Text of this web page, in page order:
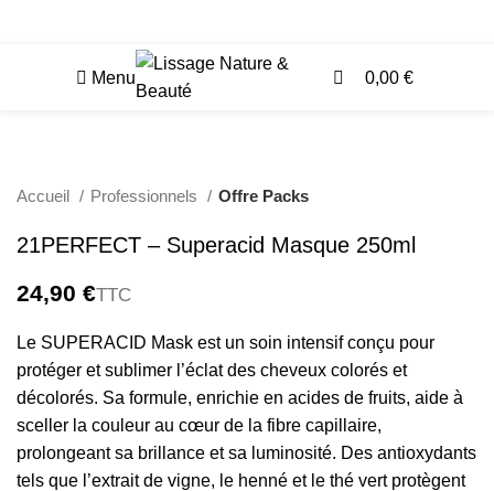
Menu 0,00 €
Accueil Professionnels Offre Packs
21PERFECT – Superacid Masque 250ml
€
Le SUPERACID Mask est un soin intensif conçu pour
protéger et sublimer l’éclat des cheveux colorés et
décolorés. Sa formule, enrichie en acides de fruits, aide à
sceller la couleur au cœur de la fibre capillaire,
prolongeant sa brillance et sa luminosité. Des antioxydants
tels que l’extrait de vigne, le henné et le thé vert protègent